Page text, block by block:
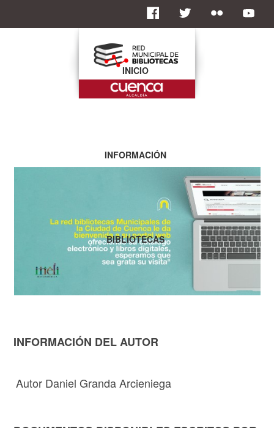
INFORMACIÓN DEL AUTOR
Autor Daniel Granda Arcieniega
INICIO
INFORMACIÓN
BIBLIOTECAS